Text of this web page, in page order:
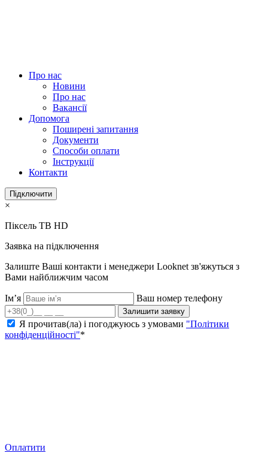
Про нас
Новини
Про нас
Вакансії
Допомога
Поширені запитання
Документи
Способи оплати
Інструкції
Контакти
Підключити
×
Піксель ТВ HD
Заявка на підключення
Залиште Ваші контакти і менеджери Looknet зв'яжуться з
Вами найближчим часом
Ім’я Ваш номер телефону
Залишити заявку
Я прочитав(ла) і погоджуюсь з умовами "Політики
конфіденційності"*
Оплатити